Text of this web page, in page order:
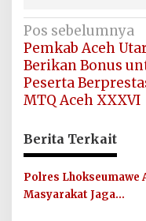
Navigasi
pos
Pos sebelumnya
Pemkab Aceh
Berikan Bonus
Peserta
MTQ Aceh XXXVI
Berita Terkait
Polres Lhokseumawe
Masyarakat Jaga